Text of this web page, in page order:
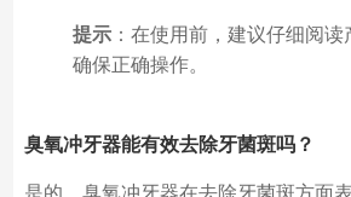
提示：在使用前，建议仔细阅读
确保正确操作。
臭氧冲牙器能有效去除牙菌斑吗？
是的，臭氧冲牙器在去除牙菌斑方面